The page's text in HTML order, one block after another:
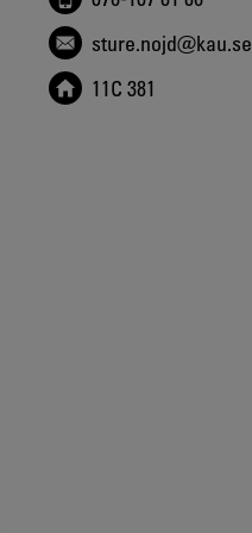
sture.nojd@kau.se
11C 381